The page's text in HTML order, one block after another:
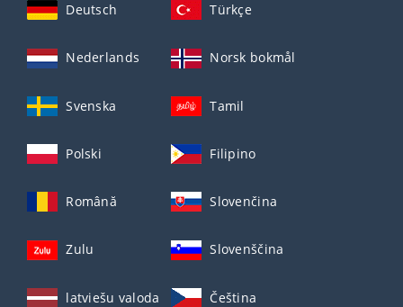
Deutsch Türkçe
Nederlands Norsk bokmål
Svenska Tamil
Polski Filipino
Română Slovenčina
Zulu Slovenščina
latviešu valoda Čeština